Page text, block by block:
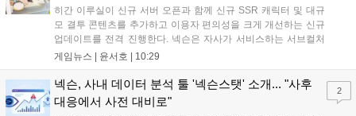
히간 이루실이 신규 서버 오픈과 함께 신규 SSR 캐릭터 및 대규
모 결투 콘텐츠를 추가하고 이용자 편의성을 크게 개선하는 신규
업데이트를 전격 진행한다. 넥슨은 자사가 서비스하는 서브컬처
게임 히간 이루실에 신규 서버 'world3'을 개설하고 신규 캐릭터
이번 업데이트를 통해 어둠 속 서큐버스...
게임뉴스 | 윤서호 10:29
넥슨, 사내 데이터 분석 툴 '넥슨스탯' 소개... "사후
대응에서 사전 대비로"
2